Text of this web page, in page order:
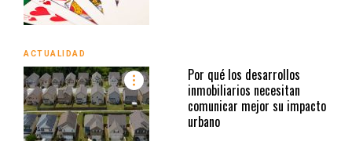
ACTUALIDAD
Por qué los desarrollos
inmobiliarios necesitan
comunicar mejor su impacto
urbano